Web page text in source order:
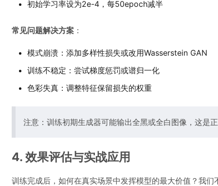
初始学习率设为2e-4，每50epoch减半
常见问题解决方案 ：
模式崩溃：添加多样性损失或改用Wasserstein GAN
训练不稳定：尝试梯度惩罚或谱归一化
色彩失真：调整特征保留损失的权重
注意：训练初期生成器可能输出全黑或全白图像，这是
4. 效果评估与实战应用
训练完成后，如何在真实场景中发挥模型的最大价值？我